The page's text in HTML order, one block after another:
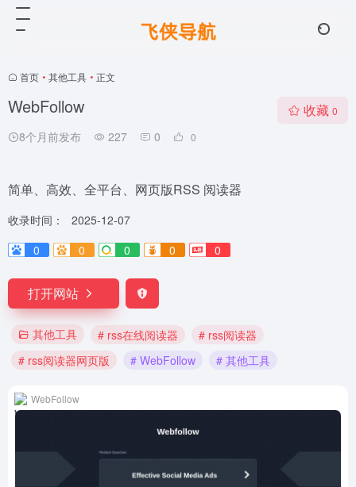
首页 • 其他工具 • 正文
WebFollow
8个月前发布 227 0 0
收藏 0
简单、高效、全平台、网页版RSS 阅读器
收录时间：
2025-12-07
0
0 0 0 0
打开网站
其他工具 # rss在线阅读器
# rss阅读器
# rss阅读器网页版
# WebFollow # 其他工具
WebFollow